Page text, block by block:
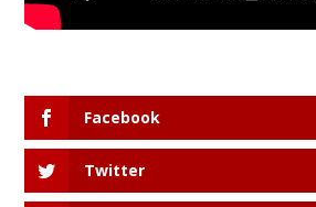
Facebook
Twitter